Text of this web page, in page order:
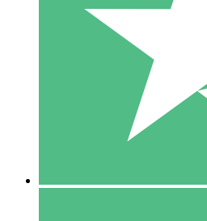
Paga a consumo con crediti di
1 Download
10
US$1500